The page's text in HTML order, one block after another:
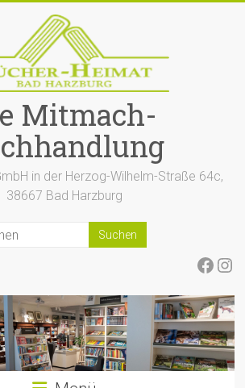
Mitmach-
in der Herzog-Wilhelm-Straße 64c,
38667 Bad Harzburg